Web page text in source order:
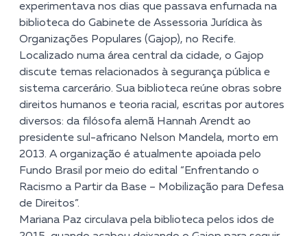
experimentava nos dias que passava enfurnada na
biblioteca do Gabinete de Assessoria Jurídica às
Organizações Populares (Gajop), no Recife.
Localizado numa área central da cidade, o Gajop
discute temas relacionados à segurança pública e
sistema carcerário. Sua biblioteca reúne obras sobre
direitos humanos e teoria racial, escritas por autores
diversos: da filósofa alemã Hannah Arendt ao
presidente sul-africano Nelson Mandela, morto em
2013. A organização é atualmente apoiada pelo
Fundo Brasil por meio do edital “Enfrentando o
Racismo a Partir da Base – Mobilização para Defesa
de Direitos”.
Mariana Paz circulava pela biblioteca pelos idos de